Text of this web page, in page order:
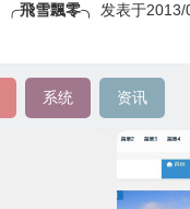
╭飛雪飄零╮ 发表于
系统 资讯